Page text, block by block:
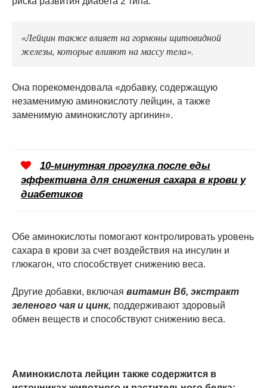
«Лейцин также влияет на гормоны щитовидной
железы, которые влияют на массу тела».
Она порекомендовала «добавку, содержащую
незаменимую аминокислоту лейцин, а также
заменимую аминокислоту аргинин».
10-минутная прогулка после еды
эффективна для снижения сахара в крови у
диабетиков
Обе аминокислоты помогают контролировать уровень
сахара в крови за счет воздействия на инсулин и
глюкагон, что способствует снижению веса.
Другие добавки, включая витамин B6, экстракт
зеленого чая и цинк, поддерживают здоровый
обмен веществ и способствуют снижению веса.
Аминокислота лейцин также содержится в